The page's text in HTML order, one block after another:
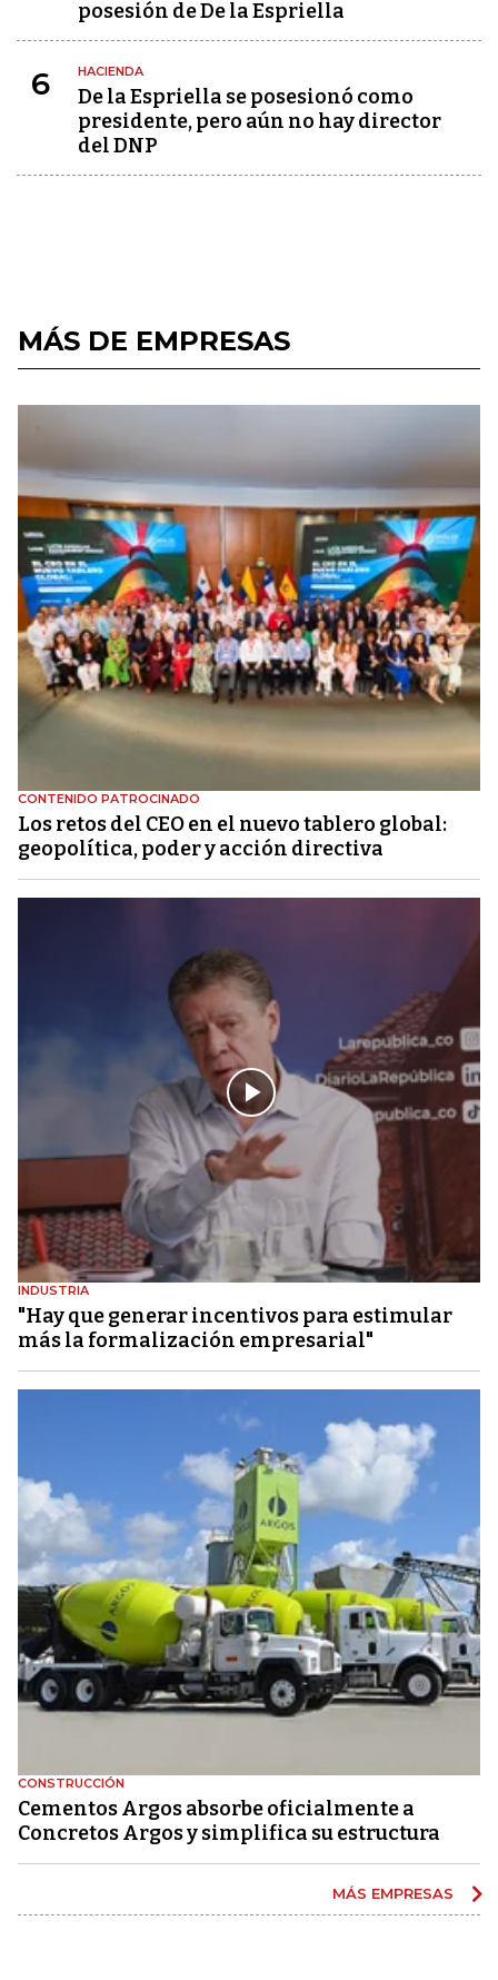
posesión de De la Espriella
6 HACIENDA
De la Espriella se posesionó como
presidente, pero aún no hay director
del DNP
MÁS DE EMPRESAS
CONTENIDO PATROCINADO
Los retos del CEO en el nuevo tablero global:
geopolítica, poder y acción directiva
INDUSTRIA
"Hay que generar incentivos para estimular
más la formalización empresarial"
CONSTRUCCIÓN
Cementos Argos absorbe oficialmente a
Concretos Argos y simplifica su estructura
MÁS EMPRESAS